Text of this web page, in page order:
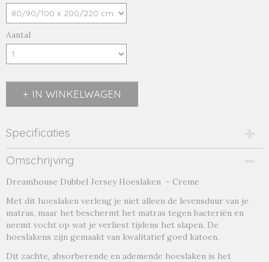
Aantal
IN WINKELWAGEN
Specificaties
Productcode
creme-18936
Productcode leverancier
Omschrijving
Dreamhouse Dubbel Jersey Hoeslaken - Creme
Met dit hoeslaken verleng je niet alleen de levensduur van je
matras, maar het beschermt het matras tegen bacteriën en
neemt vocht op wat je verliest tijdens het slapen. De
hoeslakens zijn gemaakt van kwalitatief goed katoen.
Dit zachte, absorberende en ademende hoeslaken is het